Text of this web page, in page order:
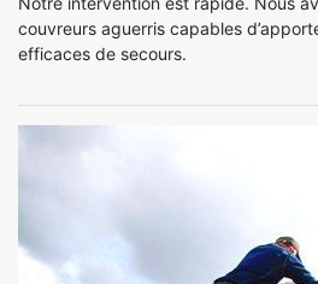
couvreurs aguerris capables
efficaces de secours.